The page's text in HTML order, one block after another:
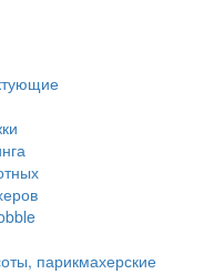
парикмахерские